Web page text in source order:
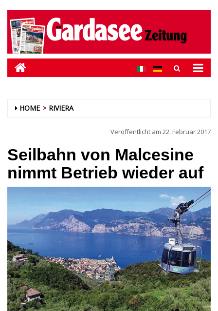
HOME RIVIERA
Veröffentlicht am 22. Februar 2017
Seilbahn von Malcesine
nimmt Betrieb wieder auf